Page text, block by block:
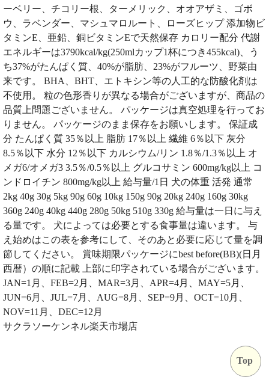
ーベリー、チコリー根、ターメリック、オオアザミ、ゴボ
ウ、ラベンダー、マシュマロルート、ローズヒップ 添加物ビ
タミンE、亜鉛、銅ビタミンEで天然保存 カロリー配分 代謝
エネルギーは3790kcal/kg(250mlカップ1杯につき455kcal)、う
ち37%がたんぱく質、40%が脂肪、23%がフルーツ、野菜由
来です。 BHA、BHT、エトキシン等の人工的な防酸化剤は
不使用。 粒の色形香りが異なる場合がございますが、商品の
品質上問題ございません。 パッケージは真空処理を行ってお
りません。 パッケージのまま保存をお願いします。 保証成
分 たんぱく質 35％以上 脂肪 17％以上 繊維 6％以下 灰分
8.5％以下 水分 12％以下 カルシウム/リン 1.8％/1.3％以上 オ
メガ6/オメガ3 3.5％/0.5％以上 グルコサミン 600mg/kg以上 コ
ンドロイチン 800mg/kg以上 給与量/1日 犬の体重 活発 通常
2kg 40g 30g 5kg 90g 60g 10kg 150g 90g 20kg 240g 160g 30kg
360g 240g 40kg 440g 280g 50kg 510g 330g 給与量は一日に与え
る量です。 犬によっては必要とする食事量は違います。 与
え始めはこの表を参考にして、そのあと必要に応じて量を調
節してください。 賞味期限パッケージにbest before(BB)(日月
西暦）の順に記載 上部に印字されている場合がございます。
JAN=1月、FEB=2月、MAR=3月、APR=4月、MAY=5月、
JUN=6月、JUL=7月、AUG=8月、SEP=9月、OCT=10月、
NOV=11月、DEC=12月
サクラソーケンネル楽天市場店
Top